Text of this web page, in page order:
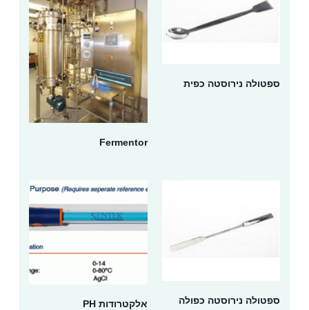
ספטולה נירוסטה כפית
Fermentor
ספטולה נירוסטה כפולה אלקטרודות PH